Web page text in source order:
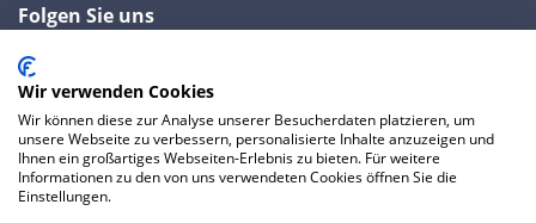
Folgen Sie uns
Wir verwenden Cookies
Wir können diese zur Analyse unserer Besucherdaten platzieren, um
unsere Webseite zu verbessern, personalisierte Inhalte anzuzeigen und
Ihnen ein großartiges Webseiten-Erlebnis zu bieten. Für weitere
Informationen zu den von uns verwendeten Cookies öffnen Sie die
Einstellungen.